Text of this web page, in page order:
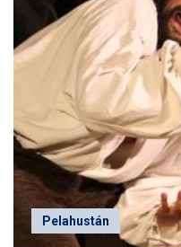
Pelahustán